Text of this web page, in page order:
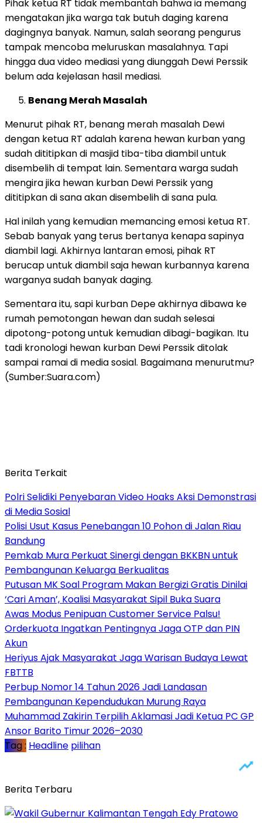
Pihak ketua RT tidak membantah bahwa ia memang
mengatakan jika warga tak butuh daging karena
dagingnya banyak. Namun, salah seorang pengurus
tampak mencoba meluruskan masalahnya. Tapi
hingga dua video mediasi yang diunggah Dewi Perssik
belum ada kejelasan hasil mediasi.
Benang Merah Masalah
Menurut pihak RT, benang merah masalah Dewi
dengan ketua RT adalah karena hewan kurban yang
sudah dititipkan di masjid tiba-tiba diambil untuk
disembelih di tempat lain. Sementara warga sudah
mengira jika hewan kurban Dewi Perssik yang
dititipkan di sana akan disembelih di sana pula.
Hal inilah yang kemudian memancing emosi ketua RT.
Sebab banyak yang terus bertanya kenapa sapinya
diambil lagi. Akhirnya lantaran emosi, pihak RT
berucap untuk diambil saja hewan kurbannya karena
warganya sudah banyak daging.
Sementara itu, sapi kurban Depe akhirnya dibawa ke
rumah pemotongan hewan dan sudah selesai
dipotong-potong untuk kemudian dibagi-bagikan. Itu
tadi kronologi hewan kurban Dewi Perssik ditolak
sampai ramai di media sosial. Bagaimana menurutmu?
(Sumber:Suara.com)
Berita Terkait
Polri Selidiki Penyebaran Video Hoaks Aksi Demonstrasi
di Media Sosial
Polisi Usut Kasus Penebangan 10 Pohon di Jalan Riau
Bandung
Pemkab Mura Perkuat Sinergi dengan BKKBN untuk
Pembangunan Keluarga Berkualitas
Putusan MK Soal Program Makan Bergizi Gratis Dinilai
‘Cari Aman’, Koalisi Masyarakat Sipil Buka Suara
Awas Modus Penipuan Customer Service Palsu!
Orderkuota Ingatkan Pentingnya Jaga OTP dan PIN
Akun
Heriyus Ajak Masyarakat Jaga Warisan Budaya Lewat
FBTTB
Perbup Nomor 14 Tahun 2026 Jadi Landasan
Pembangunan Kependudukan Murung Raya
Muhammad Zakirin Terpilih Aklamasi Jadi Ketua PC GP
Ansor Barito Timur 2026–2030
Tag : Headline pilihan
Berita Terbaru